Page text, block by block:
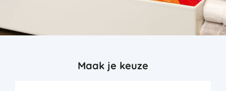
Maak je keuze